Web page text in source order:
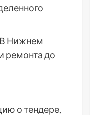
В Нижнем
ремонта до
о тендере,